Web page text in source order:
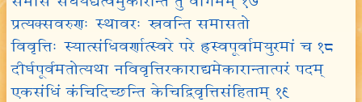
प्रत्यक्सवरुणः स्थावरः स्रवन्ति समासतो
विवृत्तिः स्यात्संधिवर्णात्स्वरे परे ह्रस्वपूर्वामयुरमां च १८
दीर्घपूर्वमतोत्यथा नविवृत्तिरकाराद्यमेकारान्तात्परं पदम्
एकसंधिं कंचिदिच्छन्ति केचिद्विवृत्तिसंहिताम् १९